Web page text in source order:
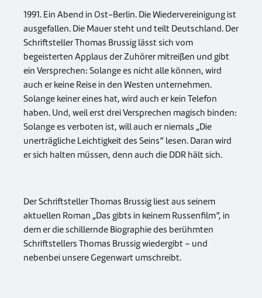
1991. Ein Abend in Ost-Berlin. Die Wiedervereinigung ist
ausgefallen. Die Mauer steht und teilt Deutschland. Der
Schriftsteller Thomas Brussig lässt sich vom
begeisterten Applaus der Zuhörer mitreißen und gibt
ein Versprechen: Solange es nicht alle können, wird
auch er keine Reise in den Westen unternehmen.
Solange keiner eines hat, wird auch er kein Telefon
haben. Und, weil erst drei Versprechen magisch binden:
Solange es verboten ist, will auch er niemals „Die
unerträgliche Leichtigkeit des Seins” lesen. Daran wird
er sich halten müssen, denn auch die DDR hält sich.
Der Schriftsteller Thomas Brussig liest aus seinem
aktuellen Roman „Das gibts in keinem Russenfilm”, in
dem er die schillernde Biographie des berühmten
Schriftstellers Thomas Brussig wiedergibt – und
nebenbei unsere Gegenwart umschreibt.